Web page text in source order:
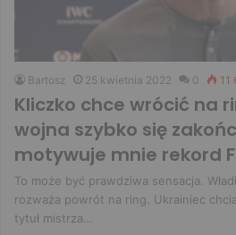
Bartosz 25 kwietnia 2022 0 11
Kliczko chce wrócić na
wojna szybko się
motywuje mnie rekord
To może być prawdziwa sensacja.
rozważa powrót na ring. Ukrainiec
tytuł mistrza…